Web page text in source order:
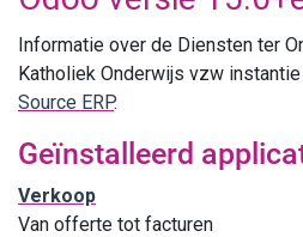
Informatie over de Diensten ter
Katholiek Onderwijs vzw
Source ERP.
Geïnstalleerd
Verkoop
Van offerte tot facturen